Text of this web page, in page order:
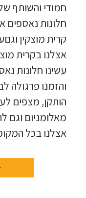
חמודי והשותף
קרית מוצקין
אצלנו בקרית
עשינו חלונות
והזמנו פרגולה
הותקן, מצפים
מאלומניום וגם
אצלנו בכל